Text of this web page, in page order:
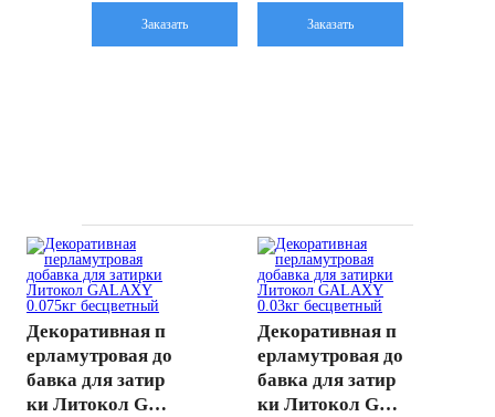
Заказать Заказать
Декоративная п
ерламутровая до
бавка для затир
ки Литокол GA
Декоративная п
ерламутровая до
бавка для затир
ки Литокол GA